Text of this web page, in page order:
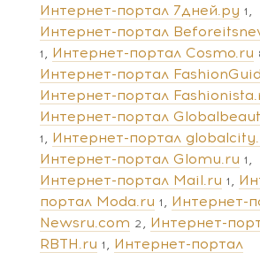
Интернет-портал 7дней.ру 1
Интернет-портал
1 Интернет-портал Cosmo.ru
Интернет-портал
Интернет-портал
Интернет-портал
1 Интернет-портал
Интернет-портал Glomu.ru 1
Интернет-портал Mail.ru 1
портал Moda.ru 1
Интернет-
Newsru.com 2
Интернет-
RBTH.ru 1
Интернет-портал